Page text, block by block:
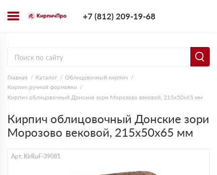
+7 (812) 209-19-68
Главная Каталог
Облицовочный кирпич
Кирпич ручной формовки
Кирпич облицовочный Донские зори Морозово вековой, 215х50х65 мм
Кирпич облицовочный Донские зори
Морозово вековой, 215х50х65 мм
Арт. KirRuF-39081